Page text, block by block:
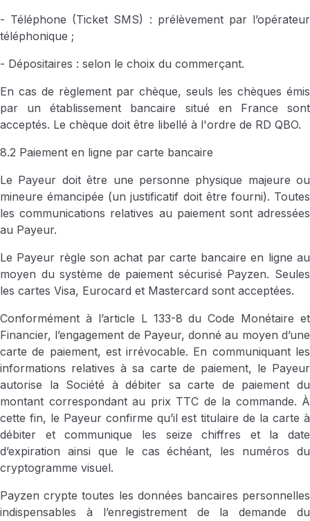
- Téléphone (Ticket SMS) : prélèvement par l’opérateur
téléphonique ;
- Dépositaires : selon le choix du commerçant.
En cas de règlement par chèque, seuls les chèques émis
par un établissement bancaire situé en France sont
acceptés. Le chèque doit être libellé à l'ordre de RD QBO.
8.2 Paiement en ligne par carte bancaire
Le Payeur doit être une personne physique majeure ou
mineure émancipée (un justificatif doit être fourni). Toutes
les communications relatives au paiement sont adressées
au Payeur.
Le Payeur règle son achat par carte bancaire en ligne au
moyen du système de paiement sécurisé Payzen. Seules
les cartes Visa, Eurocard et Mastercard sont acceptées.
Conformément à l’article L 133-8 du Code Monétaire et
Financier, l’engagement de Payeur, donné au moyen d’une
carte de paiement, est irrévocable. En communiquant les
informations relatives à sa carte de paiement, le Payeur
autorise la Société à débiter sa carte de paiement du
montant correspondant au prix TTC de la commande. À
cette fin, le Payeur confirme qu’il est titulaire de la carte à
débiter et communique les seize chiffres et la date
d’expiration ainsi que le cas échéant, les numéros du
cryptogramme visuel.
Payzen crypte toutes les données bancaires personnelles
indispensables à l’enregistrement de la demande du